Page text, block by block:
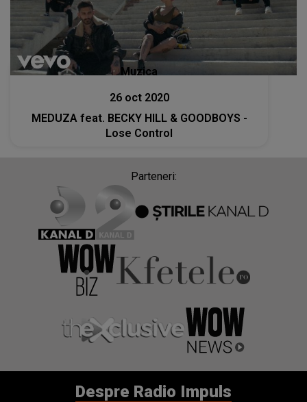
Muzica
26 oct 2020
MEDUZA feat. BECKY HILL & GOODBOYS -
Lose Control
Parteneri:
Despre Radio Impuls